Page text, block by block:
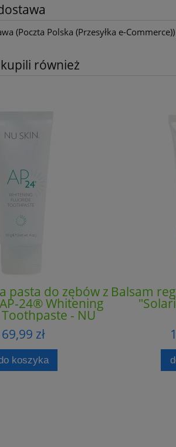
(Poczta Polska (Przesyłka e-
również
pasta do zębów z
24® Whitening
- NU
SKIN
69,99 zł
koszyka
Balsam